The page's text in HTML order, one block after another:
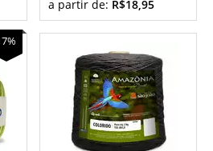
a partir de: R$18,95